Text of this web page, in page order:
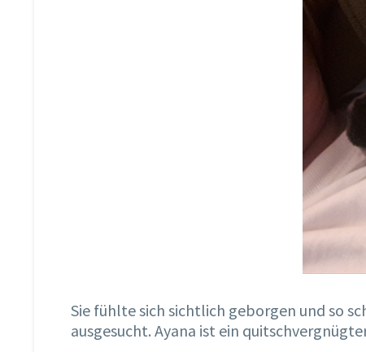
Sie fühlte sich sichtlich geborgen und so
ausgesucht. Ayana ist ein